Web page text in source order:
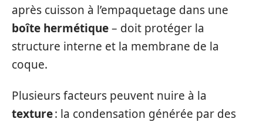
après cuisson à l’empaquetage dans une
boîte hermétique– doit protéger la
structure interne et la membrane de la
coque.
Plusieurs facteurs peuvent nuire à la
texture: la condensation générée par des